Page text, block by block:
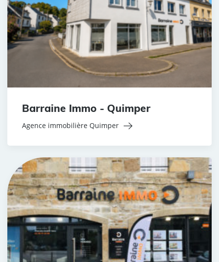
Barraine Immo - Quimper
Agence immobilière Quimper